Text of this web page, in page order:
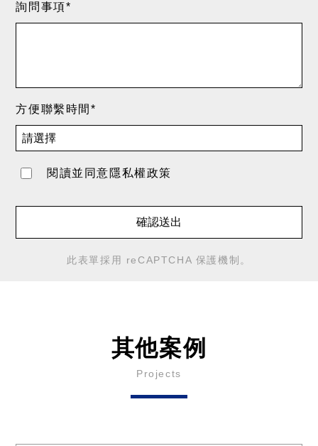
詢問事項*
方便聯繫時間*
閱讀並同意 隱私權政策
確認送出
此表單採用 reCAPTCHA 保護機制。
其他案例
Projects